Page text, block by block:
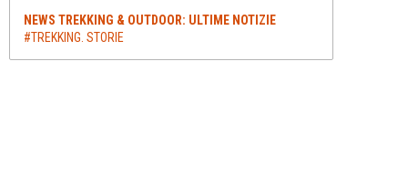
NEWS TREKKING & OUTDOOR: ULTIME NOTIZIE
#TREKKING. STORIE